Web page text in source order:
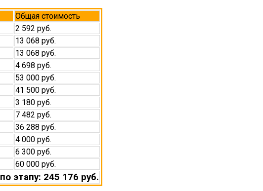
Общая стоимость
2 592 руб.
13 068 руб.
13 068 руб.
4 698 руб.
53 000 руб.
41 500 руб.
3 180 руб.
7 482 руб.
36 288 руб.
4 000 руб.
6 300 руб.
60 000 руб.
этапу: 245 176 руб.